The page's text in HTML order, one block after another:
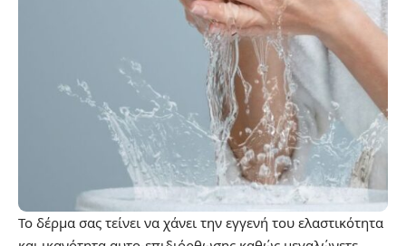
Το δέρμα σας τείνει να χάνει την εγγενή του ελαστικότητα